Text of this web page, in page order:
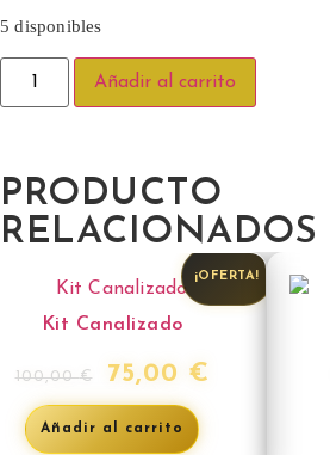
5 disponibles
Añadir al carrito
PRODUCTO
RELACIONADOS
¡OFERTA!
Kit Canalizado
100,00€ 75,00 €
Añadir al carrito